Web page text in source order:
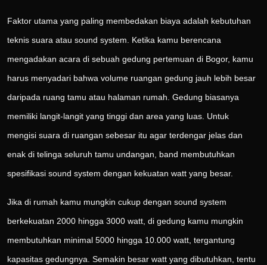
Faktor utama yang paling membedakan biaya adalah kebutuhan
teknis suara atau sound system. Ketika kamu berencana
mengadakan acara di sebuah gedung pertemuan di Bogor, kamu
harus menyadari bahwa volume ruangan gedung jauh lebih besar
daripada ruang tamu atau halaman rumah. Gedung biasanya
memiliki langit-langit yang tinggi dan area yang luas. Untuk
mengisi suara di ruangan sebesar itu agar terdengar jelas dan
enak di telinga seluruh tamu undangan, band membutuhkan
spesifikasi sound system dengan kekuatan watt yang besar.
Jika di rumah kamu mungkin cukup dengan sound system
berkekuatan 2000 hingga 3000 watt, di gedung kamu mungkin
membutuhkan minimal 5000 hingga 10.000 watt, tergantung
kapasitas gedungnya. Semakin besar watt yang dibutuhkan, tentu